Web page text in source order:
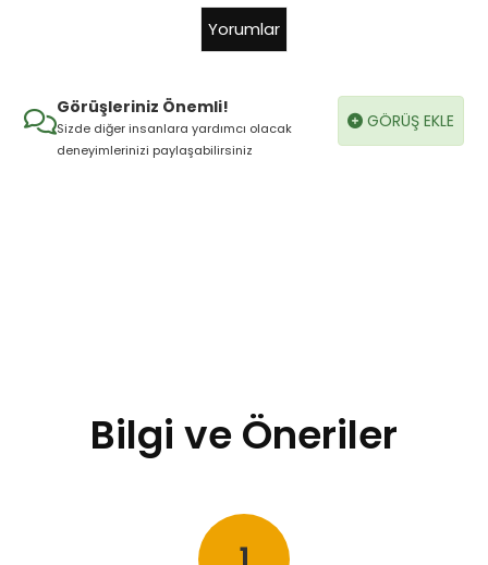
Yorumlar
Görüşleriniz Önemli!
Sizde diğer insanlara yardımcı olacak
deneyimlerinizi paylaşabilirsiniz
GÖRÜŞ EKLE
Bilgi ve Öneriler